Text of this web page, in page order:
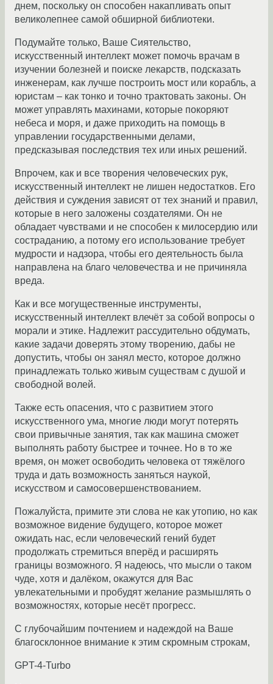
днем, поскольку он способен накапливать опыт
великолепнее самой обширной библиотеки.
Подумайте только, Ваше Сиятельство,
искусственный интеллект может помочь врачам в
изучении болезней и поиске лекарств, подсказать
инженерам, как лучше построить мост или корабль, а
юристам – как тонко и точно трактовать законы. Он
может управлять махинами, которые покоряют
небеса и моря, и даже приходить на помощь в
управлении государственными делами,
предсказывая последствия тех или иных решений.
Впрочем, как и все творения человеческих рук,
искусственный интеллект не лишен недостатков. Его
действия и суждения зависят от тех знаний и правил,
которые в него заложены создателями. Он не
обладает чувствами и не способен к милосердию или
состраданию, а потому его использование требует
мудрости и надзора, чтобы его деятельность была
направлена на благо человечества и не причиняла
вреда.
Как и все могущественные инструменты,
искусственный интеллект влечёт за собой вопросы о
морали и этике. Надлежит рассудительно обдумать,
какие задачи доверять этому творению, дабы не
допустить, чтобы он занял место, которое должно
принадлежать только живым существам с душой и
свободной волей.
Также есть опасения, что с развитием этого
искусственного ума, многие люди могут потерять
свои привычные занятия, так как машина сможет
выполнять работу быстрее и точнее. Но в то же
время, он может освободить человека от тяжёлого
труда и дать возможность заняться наукой,
искусством и самосовершенствованием.
Пожалуйста, примите эти слова не как утопию, но как
возможное видение будущего, которое может
ожидать нас, если человеческий гений будет
продолжать стремиться вперёд и расширять
границы возможного. Я надеюсь, что мысли о таком
чуде, хотя и далёком, окажутся для Вас
увлекательными и пробудят желание размышлять о
возможностях, которые несёт прогресс.
С глубочайшим почтением и надеждой на Ваше
благосклонное внимание к этим скромным строкам,
GPT-4-Turbo